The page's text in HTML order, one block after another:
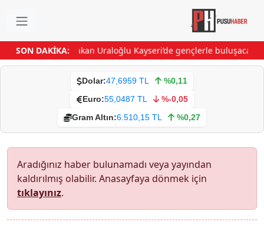
SON DAKİKA:Bakan Uraloğlu Kayseri’de gençlerle buluşacak
Dolar:47,6959 TL
%0,11
Euro:55,0487 TL
%-0,05
Gram Altın:6.510,15 TL %0,27
Aradığınız haber bulunamadı veya yayından
kaldırılmış olabilir. Anasayfaya dönmek için
tıklayınız.